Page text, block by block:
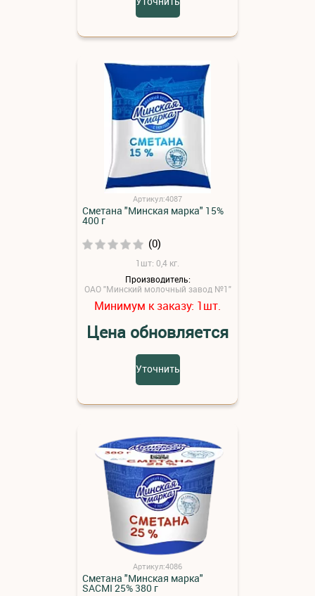
Артикул:4087
Сметана "Минская марка" 15%
400 г
(0)
1шт: 0,4 кг.
Производитель:
ОАО "Минский молочный завод №1"
Минимум к заказу: 1шт.
Цена обновляется
Уточнить
Артикул:4086
Сметана "Минская марка"
SACMI 25% 380 г